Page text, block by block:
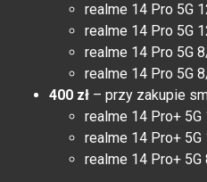
realme 14 Pro 5G
realme 14 Pro 5G
realme 14 Pro 5G
realme 14 Pro 5G
400 zł – przy zakupie
realme 14 Pro+ 5G
realme 14 Pro+
realme 14 Pro+ 5G